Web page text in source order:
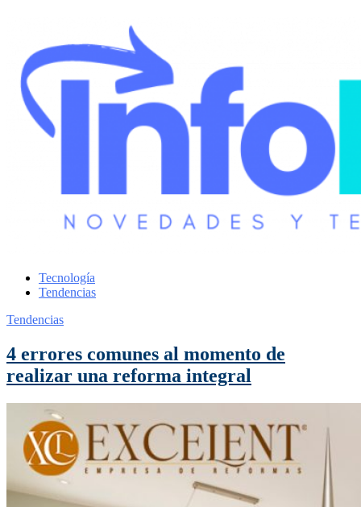
Tecnología
Tendencias
Tendencias
4 errores comunes al momento de
realizar una reforma integral